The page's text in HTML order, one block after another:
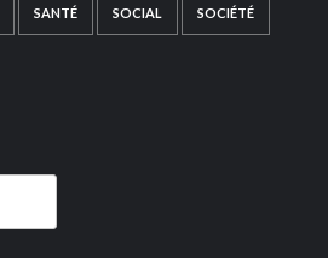
SANTÉ SOCIAL SOCIÉTÉ